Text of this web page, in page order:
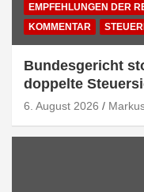
EMPFEHLUNGEN DER
KOMMENTAR
Bundesgericht
doppelte
6. August 2026